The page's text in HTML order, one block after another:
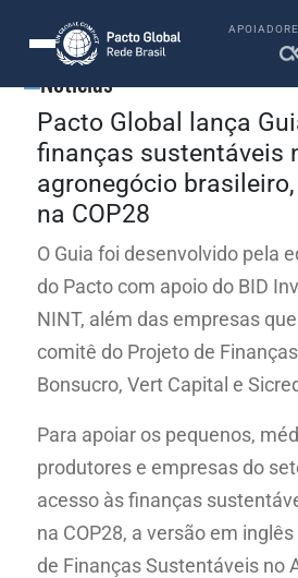
Notícias
Pacto Global lança
finanças sustentáveis
agronegócio
na COP28
O Guia foi desenvolvido pela
do Pacto com apoio do BID
NINT, além das empresas
comitê do Projeto de
Bonsucro, Vert Capital e
Para apoiar os pequenos,
produtores e empresas do
acesso às finanças
na COP28, a versão em
de Finanças Sustentáveis no